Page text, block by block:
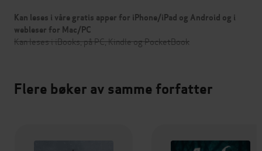
Kan leses i våre gratis apper for iPhone/iPad og Android og i
webleser for Mac/PC
Kan leses i iBooks, på PC, Kindle og PocketBook
Flere bøker av samme forfatter